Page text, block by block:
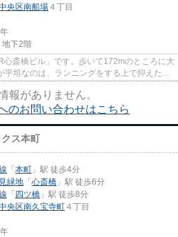
央区南船場 ４丁目
地下2階
斎橋ビル」です。歩いて172mのところに大
坦なのは、ランニングをする上で抑えたい
報がありません。
のお問い合わせはこちら
ス本町
「本町 」駅 徒歩4分
緑地 「心斎橋 」駅 徒歩6分
「四ツ橋 」駅 徒歩8分
央区南久宝寺町 ４丁目